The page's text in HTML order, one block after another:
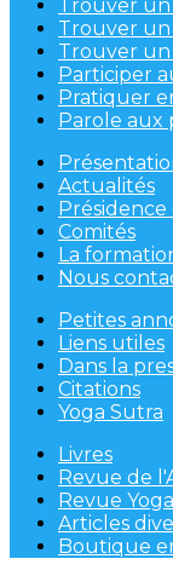
Trouver un
Trouver
Trouver
Participer
Pratiquer
Parole aux
Actualités
Présidence
Comités
La
Nous
Petites
Liens utiles
Dans la
Citations
Yoga Sutra
Livres
Revue de
Revue
Articles
Boutique